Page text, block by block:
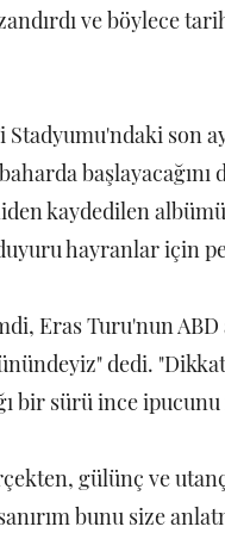
ve böylece
son
başlayacağını
kaydedilen
hayranlar için
Eras Turu'nun ABD
dedi.
bir sürü ince
gülünç ve
bunu size